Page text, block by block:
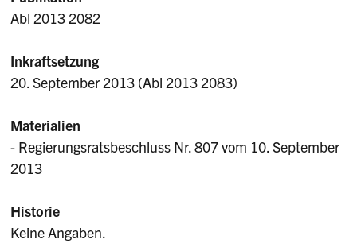
Abl 2013 2082
Inkraftsetzung
20. September 2013 (Abl 2013 2083)
Materialien
- Regierungsratsbeschluss Nr. 807 vom 10. September
2013
Historie
Keine Angaben.